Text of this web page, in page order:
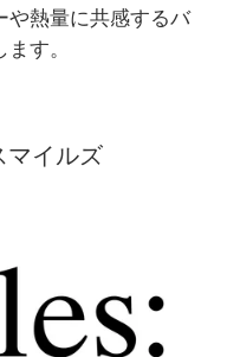
や熱量に共感するバ
す。
イルズ